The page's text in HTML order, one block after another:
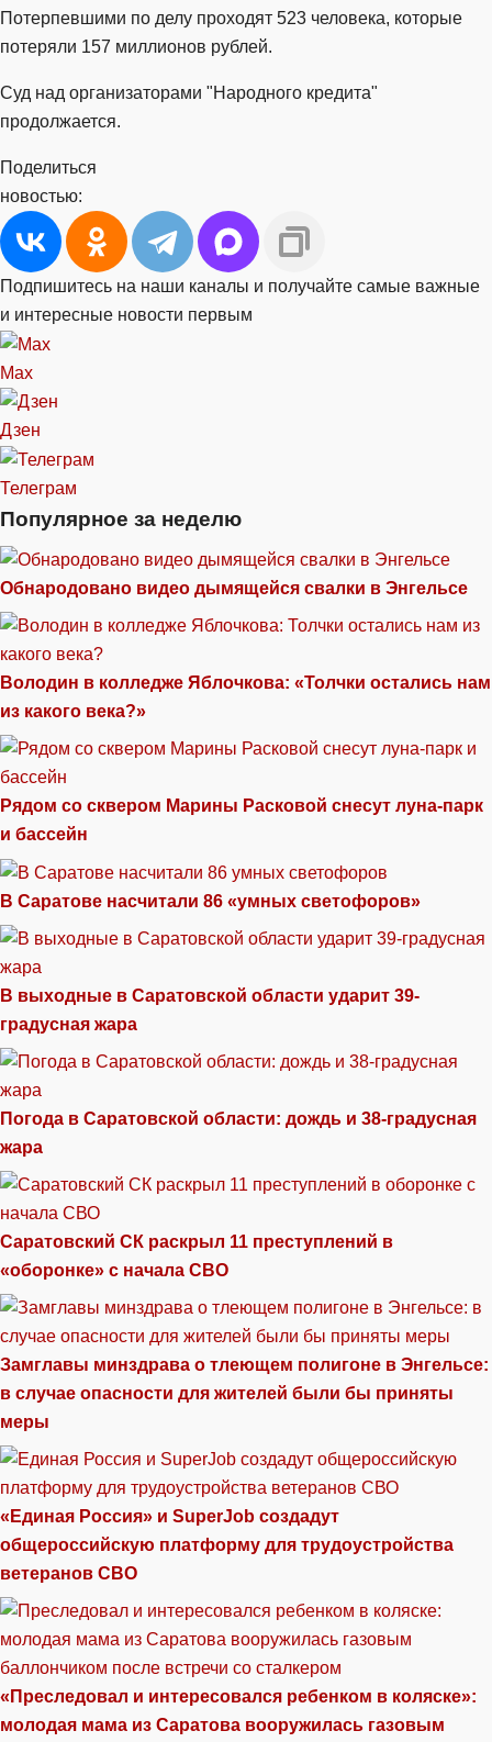
Потерпевшими по делу проходят 523 человека, которые
потеряли 157 миллионов рублей.
Суд над организаторами "Народного кредита"
продолжается.
Поделиться
новостью:
Подпишитесь на наши каналы и получайте самые важные
и интересные новости первым
Max
Дзен
Телеграм
Популярное за неделю
Обнародовано видео дымящейся свалки в Энгельсе
Володин в колледже Яблочкова: «Толчки остались нам
из какого века?»
Рядом со сквером Марины Расковой снесут луна-парк
и бассейн
В Саратове насчитали 86 «умных светофоров»
В выходные в Саратовской области ударит 39-
градусная жара
Погода в Саратовской области: дождь и 38-градусная
жара
Саратовский СК раскрыл 11 преступлений в
«оборонке» с начала СВО
Замглавы минздрава о тлеющем полигоне в Энгельсе:
в случае опасности для жителей были бы приняты
меры
«Единая Россия» и SuperJob создадут
общероссийскую платформу для трудоустройства
ветеранов СВО
«Преследовал и интересовался ребенком в коляске»:
молодая мама из Саратова вооружилась газовым